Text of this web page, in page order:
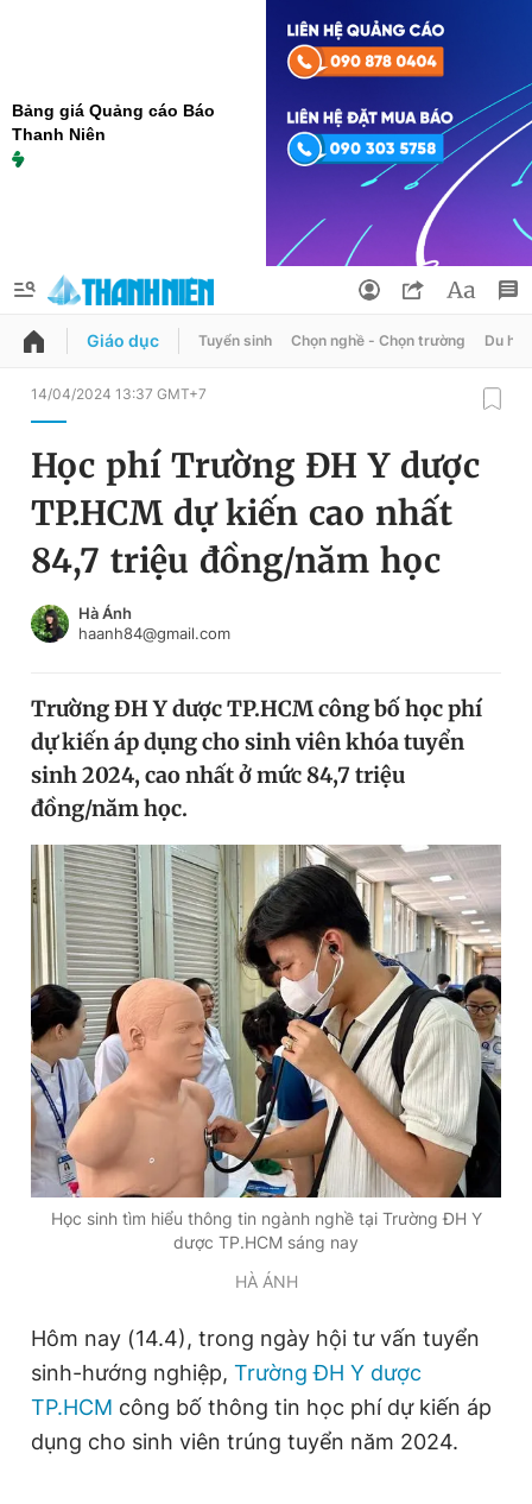
Bảng giá Quảng cáo Báo
Thanh Niên
QUẢNG CÁO ĐẶT BÁO
Chuyên mục
Chuyên mục khác
Chào ngày mới
Video Magazine
Sản phẩm khác
Tiện ích Bạn cần biết
Thông tin tòa soạn Liên hệ quảng cáo
Đọc Thanh Niên trên điện thoại
Hotline
0906 645 777
Liên hệ quảng cáo
0908 780 404
Đặt báo Quảng cáo RSS Tòa soạn Chính sách bảo
Đổi mật khẩu
Tin đã lưu
Tin đã xem
Đăng xuất
Giáo dục Tuyển sinh Chọn nghề - Chọn trường Du học
14/04/2024 13:37 GMT+7
Học phí Trường ĐH Y dược
TP.HCM dự kiến cao nhất
84,7 triệu đồng/năm học
Hà Ánh
haanh84@gmail.com
Trường ĐH Y dược TP.HCM công bố học phí
dự kiến áp dụng cho sinh viên khóa tuyển
sinh 2024, cao nhất ở mức 84,7 triệu
đồng/năm học.
Học sinh tìm hiểu thông tin ngành nghề tại Trường ĐH Y
dược TP.HCM sáng nay
HÀ ÁNH
Hôm nay (14.4), trong ngày hội tư vấn tuyển
sinh-hướng nghiệp, Trường ĐH Y dược
TP.HCM công bố thông tin học phí dự kiến áp
dụng cho sinh viên trúng tuyển năm 2024.